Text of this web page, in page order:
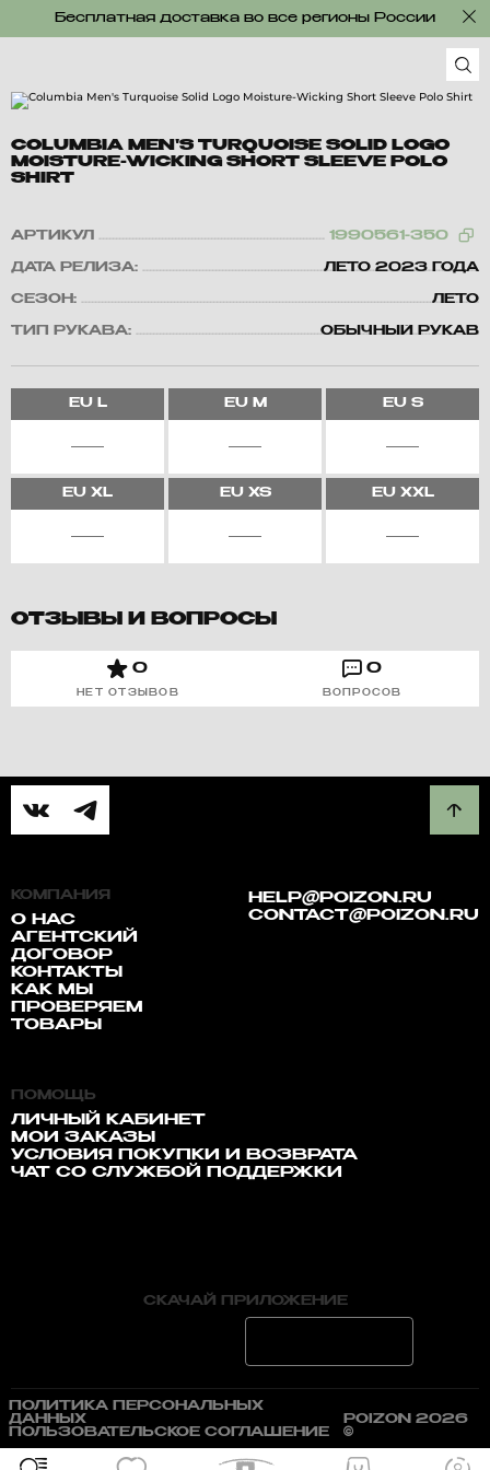
Бесплатная доставка во все регионы России
COLUMBIA MEN'S TURQUOISE SOLID LOGO
MOISTURE-WICKING SHORT SLEEVE POLO
SHIRT
АРТИКУЛ 1990561-350
ДАТА РЕЛИЗА: ЛЕТО 2023 ГОДА
СЕЗОН: ЛЕТО
ТИП РУКАВА: ОБЫЧНЫЙ РУКАВ
EUL EUM EUS
EU XL EUXS EUXXL
ОТЗЫВЫ И ВОПРОСЫ
0
НЕТ ОТЗЫВОВ
0
ВОПРОСОВ
КОМПАНИЯ
О НАС
АГЕНТСКИЙ
ДОГОВОР
КОНТАКТЫ
КАК МЫ
ПРОВЕРЯЕМ
ТОВАРЫ
HELP@POIZON.RU
CONTACT@POIZON.RU
ПОМОЩЬ
ЛИЧНЫЙ КАБИНЕТ
МОИ ЗАКАЗЫ
УСЛОВИЯ ПОКУПКИ И ВОЗВРАТА
ЧАТ СО СЛУЖБОЙ ПОДДЕРЖКИ
СКАЧАЙ ПРИЛОЖЕНИЕ
ПОЛИТИКА ПЕРСОНАЛЬНЫХ
ДАННЫХ
ПОЛЬЗОВАТЕЛЬСКОЕ СОГЛАШЕНИЕ
POIZON 2026
©